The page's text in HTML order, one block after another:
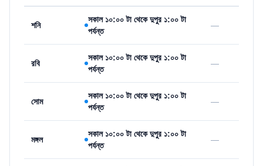
শনি
সকাল ১০:০০ টা থেকে দুপুর ১:০০ টা
পর্যন্ত
—
রবি
সকাল ১০:০০ টা থেকে দুপুর ১:০০ টা
পর্যন্ত
—
সোম
সকাল ১০:০০ টা থেকে দুপুর ১:০০ টা
পর্যন্ত
—
মঙ্গল
সকাল ১০:০০ টা থেকে দুপুর ১:০০ টা
পর্যন্ত
—